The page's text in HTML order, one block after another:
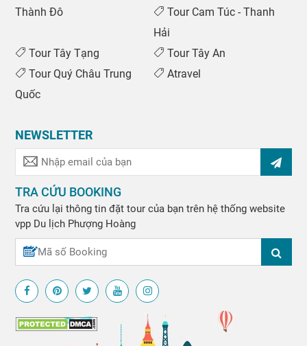
Thành Đô
Tour Cam Túc - Thanh
Hải
Tour Tây Tạng
Tour Tây An
Tour Quý Châu Trung
Quốc
Atravel
NEWSLETTER
TRA CỨU BOOKING
Tra cứu lại thông tin đặt tour của bạn trên hệ thống website
vpp Du lịch Phượng Hoàng